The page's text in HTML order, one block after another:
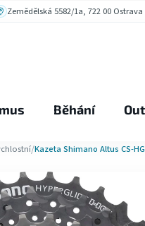
Zemědělská 5582/1a, 722 00
Běhání
/Kazeta Shimano Altus CS-